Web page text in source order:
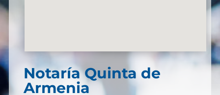
Notaría Quinta de
Armenia